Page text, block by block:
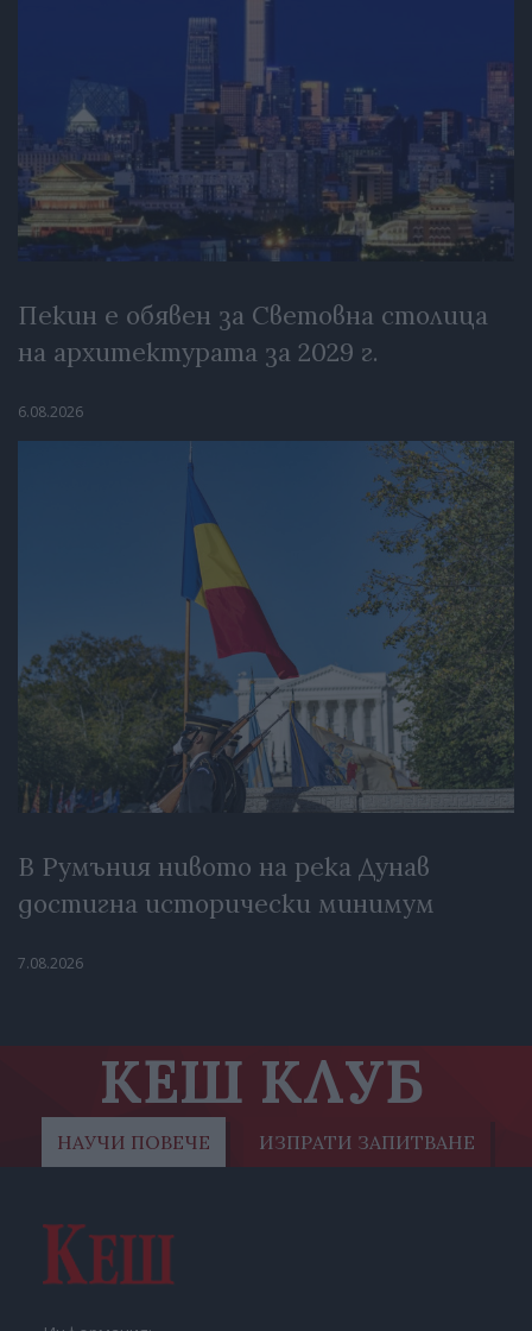
Пекин е обявен за Световна столица
на архитектурата за 2029 г.
6.08.2026
В Румъния нивото на река Дунав
достигна исторически минимум
7.08.2026
КЕШ КЛУБ
НАУЧИ ПОВЕЧЕ ИЗПРАТИ ЗАПИТВАНЕ